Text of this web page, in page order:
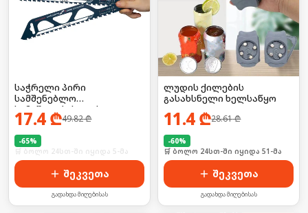
საჭრელი პირი
სამშენებლო
სამუშაოებისთვის 2ც
17.4₾49.82₾
-65%
🛒 ბოლო 24სთ-ში იყიდა 5-მა
შეკვეთა
გადახდა მიღებისას
ლუდის ქილების
გასახსნელი ხელსაწყო
11.4₾28.61₾
-60%
🛒 ბოლო 24სთ-ში იყიდა 51-მა
შეკვეთა
გადახდა მიღებისას